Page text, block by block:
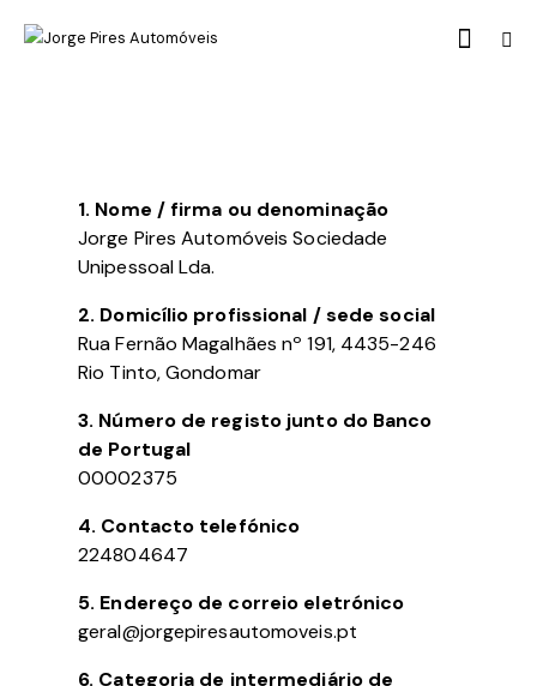
1. Nome / firma ou denominação
Jorge Pires Automóveis Sociedade
Unipessoal Lda.
2. Domicílio profissional / sede social
Rua Fernão Magalhães nº 191, 4435-246
Rio Tinto, Gondomar
3. Número de registo junto do Banco
de Portugal
00002375
4. Contacto telefónico
224804647
5. Endereço de correio eletrónico
geral@jorgepiresautomoveis.pt
6. Categoria de intermediário de